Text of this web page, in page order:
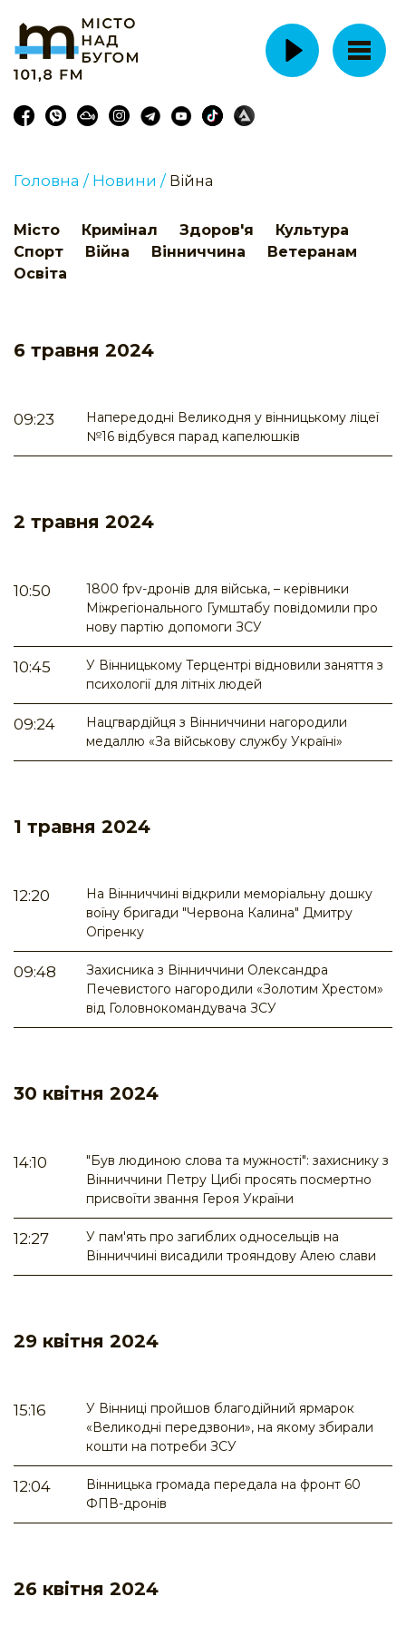
Головна / Новини / Війна
Місто Кримінал Здоров'я
Культура
Спорт
Війна Вінниччина
Ветеранам
Освіта
6 травня 2024
09:23
Напередодні Великодня у вінницькому ліцеї
№16 відбувся парад капелюшків
2 травня 2024
10:50
1800 fpv-дронів для війська, – керівники
Міжрегіонального Гумштабу повідомили про
нову партію допомоги ЗСУ
10:45
У Вінницькому Терцентрі відновили заняття з
психології для літніх людей
09:24
Нацгвардійця з Вінниччини нагородили
медаллю «За військову службу Україні»
1 травня 2024
12:20
На Вінниччині відкрили меморіальну дошку
воїну бригади "Червона Калина" Дмитру
Огіренку
09:48
Захисника з Вінниччини Олександра
Печевистого нагородили «Золотим Хрестом»
від Головнокомандувача ЗСУ
30 квітня 2024
14:10
"Був людиною слова та мужності": захиснику з
Вінниччини Петру Цибі просять посмертно
присвоїти звання Героя України
12:27
У пам'ять про загиблих односельців на
Вінниччині висадили трояндову Алею слави
29 квітня 2024
15:16
У Вінниці пройшов благодійний ярмарок
«Великодні передзвони», на якому збирали
кошти на потреби ЗСУ
12:04
Вінницька громада передала на фронт 60
ФПВ-дронів
26 квітня 2024